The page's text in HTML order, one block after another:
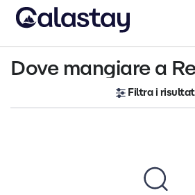
Dove mangiare a
Filtra i